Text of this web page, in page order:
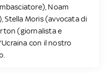
Noam
Stella Moris (avvocata di
(giornalista e
con il nostro